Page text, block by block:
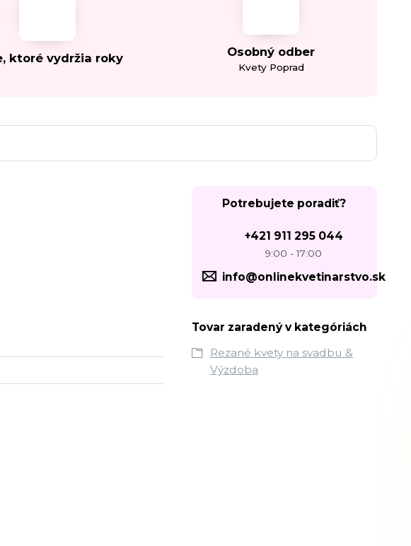
ktoré vydržia roky Osobný odber
Kvety Poprad
Potrebujete poradiť?
+421 911 295 044
9:00 - 17:00
info@onlinekvetinarstvo.sk
Tovar zaradený v kategóriách
Rezané kvety na svadbu &
Výzdoba